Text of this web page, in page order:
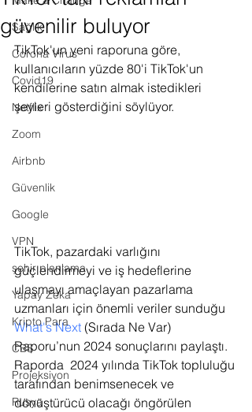
Sağlık
Corona Virus
Covid19
Netflix
Zoom
Airbnb
Güvenlik
Google
VPN
şehir planlama
Yapay Zeka
Kripto Para
CBS
Projeksiyon
Rusya
güvenilir buluyor
TikTok'un yeni raporuna göre,
kullanıcıların yüzde 80'i TikTok'un
kendilerine satın almak istedikleri
şeyleri gösterdiğini söylüyor.
TikTok, pazardaki varlığını
güçlendirmeyi ve iş hedeflerine
ulaşmayı amaçlayan pazarlama
uzmanları için önemli veriler sunduğu
What's Next (Sırada Ne Var)
Raporu’nun 2024 sonuçlarını paylaştı.
Raporda  2024 yılında TikTok topluluğu
tarafından benimsenecek ve
dönüştürücü olacağı öngörülen